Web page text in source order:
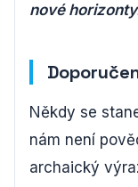
nové
Někdy se
nám není
archaický